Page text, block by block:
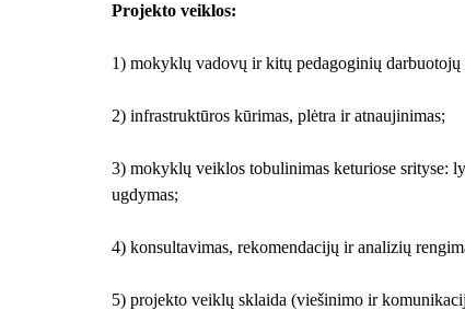
Projekto veiklos:
1) mokyklų vadovų ir kitų pedagoginių darbuotojų
2) infrastruktūros kūrimas, plėtra ir atnaujinimas;
3) mokyklų veiklos tobulinimas keturiose srityse:
ugdymas;
4) konsultavimas, rekomendacijų ir analizių
5) projekto veiklų sklaida (viešinimo ir